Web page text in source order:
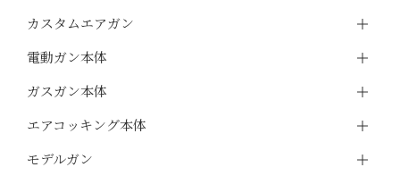
カスタムエアガン
電動ガン本体
ガスガン本体
エアコッキング本体
モデルガン